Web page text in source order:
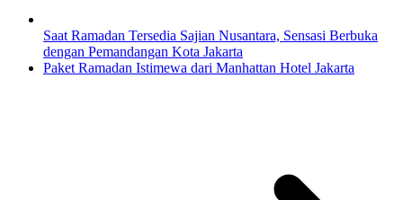
Saat Ramadan Tersedia Sajian Nusantara, Sensasi Berbuka
dengan Pemandangan Kota Jakarta
Paket Ramadan Istimewa dari Manhattan Hotel Jakarta